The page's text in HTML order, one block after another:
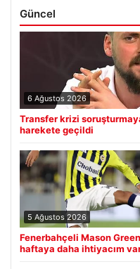
Güncel
6 Ağustos 2026
Transfer krizi
harekete geçildi
5 Ağustos 2026
Fenerbahçeli Mason
haftaya daha ihtiyacım